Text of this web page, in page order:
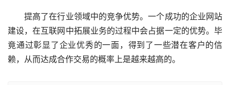
提高了在行业领域中的竞争优势。一个成功的企业网站
建设，在互联网中拓展业务的过程中会占据一定的优势。毕
竟通过彰显了企业优秀的一面，得到了一些潜在客户的信
赖，从而达成合作交易的概率上是越来越高的。